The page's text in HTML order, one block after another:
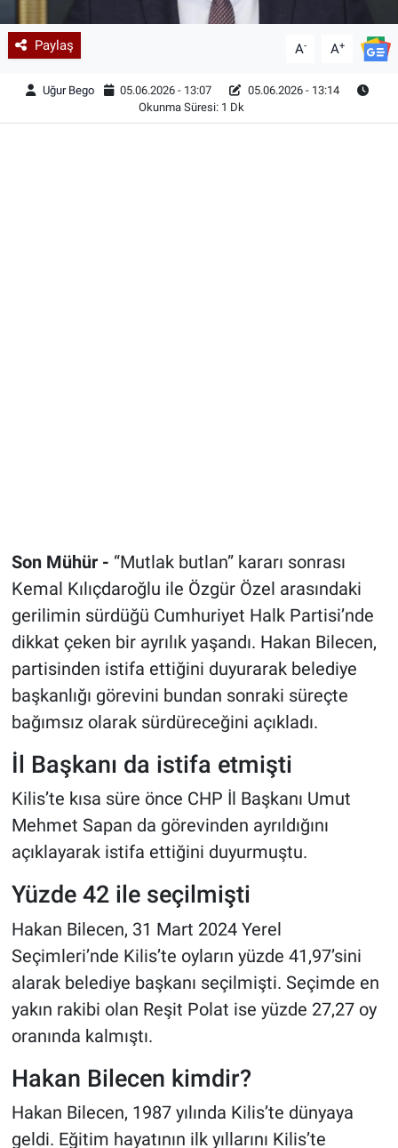
Paylaş A- A+
Uğur Bego 05.06.2026 - 13:07
05.06.2026 - 13:14
Okunma Süresi: 1 Dk
Son Mühür - “Mutlak butlan” kararı sonrası
Kemal Kılıçdaroğlu ile Özgür Özel arasındaki
gerilimin sürdüğü Cumhuriyet Halk Partisi’nde
dikkat çeken bir ayrılık yaşandı. Hakan Bilecen,
partisinden istifa ettiğini duyurarak belediye
başkanlığı görevini bundan sonraki süreçte
bağımsız olarak sürdüreceğini açıkladı.
İl Başkanı da istifa etmişti
Kilis’te kısa süre önce CHP İl Başkanı Umut
Mehmet Sapan da görevinden ayrıldığını
açıklayarak istifa ettiğini duyurmuştu.
Yüzde 42 ile seçilmişti
Hakan Bilecen, 31 Mart 2024 Yerel
Seçimleri’nde Kilis’te oyların yüzde 41,97’sini
alarak belediye başkanı seçilmişti. Seçimde en
yakın rakibi olan Reşit Polat ise yüzde 27,27 oy
oranında kalmıştı.
Hakan Bilecen kimdir?
Hakan Bilecen, 1987 yılında Kilis’te dünyaya
geldi. Eğitim hayatının ilk yıllarını Kilis’te